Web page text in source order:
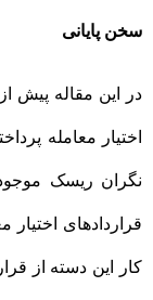
سخن پایانی
در این مقاله پیش
اختیار معامله
نگران ریسک موجود
قراردادهای
کار این دسته از